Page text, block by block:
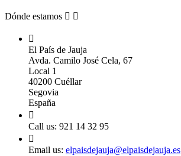
Dónde estamos  

El País de Jauja
Avda. Camilo José Cela, 67
Local 1
40200 Cuéllar
Segovia
España

Call us: 921 14 32 95

Email us: elpaisdejauja@elpaisdejauja.es